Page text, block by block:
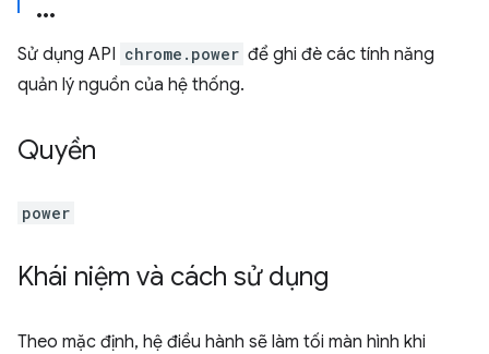
Sử dụng API chrome.power để ghi đè các tính năng
quản lý nguồn của hệ thống.
Quyền
power
Khái niệm và cách sử dụng
Theo mặc định, hệ điều hành sẽ làm tối màn hình khi